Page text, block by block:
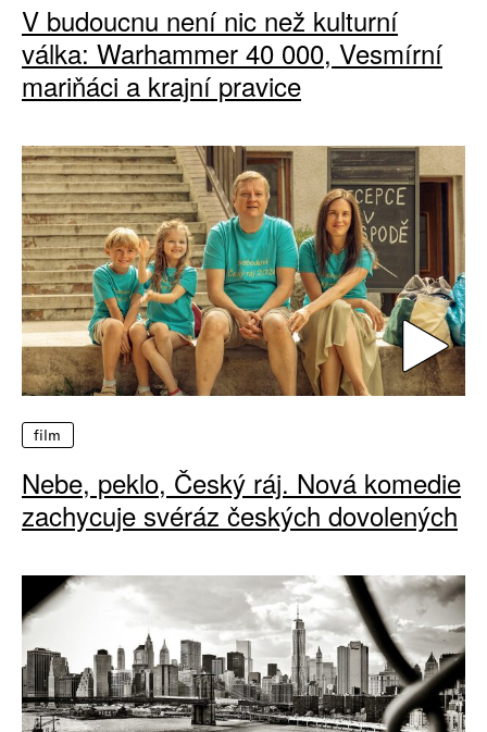
V budoucnu není nic než kulturní
válka: Warhammer 40 000, Vesmírní
mariňáci a krajní pravice
film
Nebe, peklo, Český ráj. Nová komedie
zachycuje svéráz českých dovolených